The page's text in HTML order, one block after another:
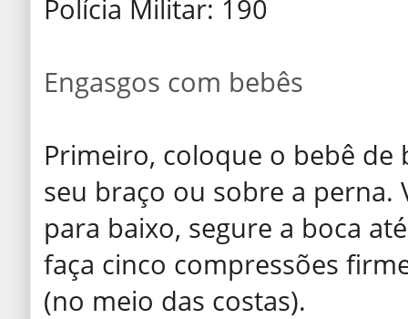
Polícia Militar: 190
Engasgos com bebês
Primeiro, coloque o bebê de
seu braço ou sobre a perna.
para baixo, segure a boca
faça cinco compressões
(no meio das costas).